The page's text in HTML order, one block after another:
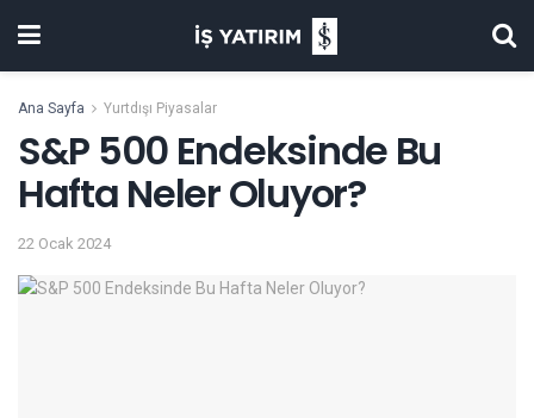
Ana Sayfa Yurtdışı Piyasalar
S&P 500 Endeksinde Bu
Hafta Neler Oluyor?
22 Ocak 2024